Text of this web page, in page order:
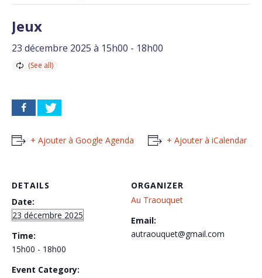
Jeux
23 décembre 2025 à 15h00 - 18h00
+ Ajouter à Google Agenda + Ajouter à iCalendar
DETAILS
Date:
23 décembre 2025
Time:
15h00 - 18h00
Event Category:
ORGANIZER
Au Traouquet
Email:
autraouquet@gmail.com